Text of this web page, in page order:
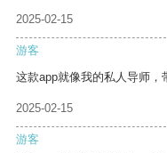
2025-02-15
游客
这款app就像我的私人导师，
2025-02-15
游客